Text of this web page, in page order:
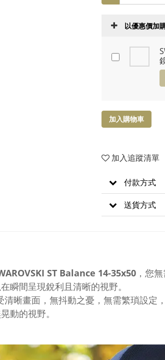
以優惠價加
加入購物車
加入追蹤清單
付款方式
送貨方式
ST Balance 14-35x50 ， 您無
瞬間呈現銳利且清晰的視野。
晰畫面，無抖動之憂，無需繁瑣設定，
動的視野。